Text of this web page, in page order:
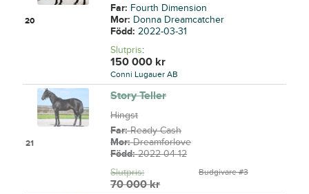
20
Far: Fourth Dimension
Mor: Donna Dreamcatcher
Född:2022-03-31
Slutpris:
150 000 kr
Conni Lugauer AB
21
Story Teller
Hingst
Far:Ready Cash
Mor:Dreamforlove
Född:2022-04-12
Budgivare #3
Slutpris:
70 000kr